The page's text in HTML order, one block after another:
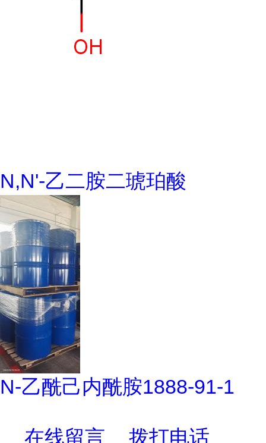
N,N'-乙二胺二琥珀酸
N-乙酰己内酰胺1888-91-1
在线留言 拨打电话